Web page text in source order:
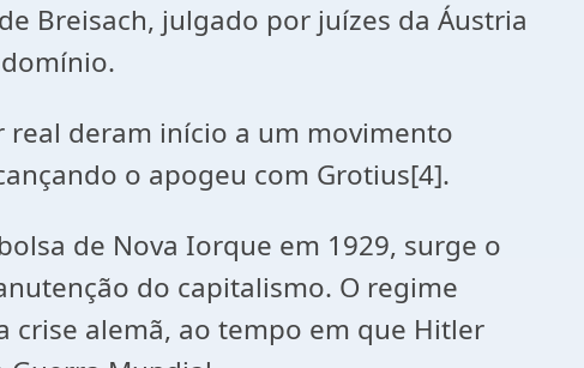
Breisach, julgado por juízes da Áustria
real deram início a um movimento
o apogeu com Grotius[4].
de Nova Iorque em 1929, surge o
do capitalismo. O regime
crise alemã, ao tempo em que Hitler